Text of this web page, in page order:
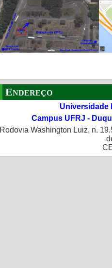
Endereço
Universidade
Campus UFRJ -
Rodovia Washington Luiz, n.